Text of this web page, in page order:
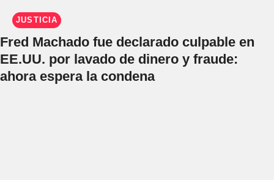
JUSTICIA
Fred Machado fue declarado culpable en
EE.UU. por lavado de dinero y fraude:
ahora espera la condena